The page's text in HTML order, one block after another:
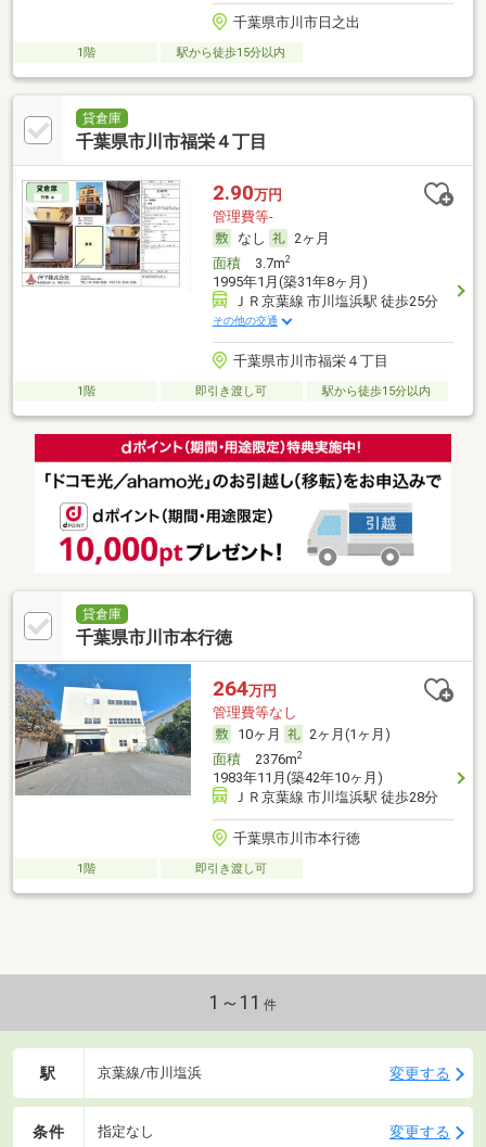
千葉県市川市日之出
1階 駅から徒歩15分以内
貸倉庫
千葉県市川市福栄４丁目
2.90万円
管理費等-
なし
2ヶ月
面積3.7m2
1995年1月(築31年8ヶ月)
ＪＲ京葉線 市川塩浜駅 徒歩25分
その他の交通
千葉県市川市福栄４丁目
1階 即引き渡し可 駅から徒歩15分以内
貸倉庫
千葉県市川市本行徳
264万円
管理費等なし
10ヶ月
2ヶ月(1ヶ月)
面積2376m2
1983年11月(築42年10ヶ月)
ＪＲ京葉線 市川塩浜駅 徒歩28分
千葉県市川市本行徳
1階 即引き渡し可
1～11 件
駅 京葉線/市川塩浜 変更する
条件 指定なし 変更する